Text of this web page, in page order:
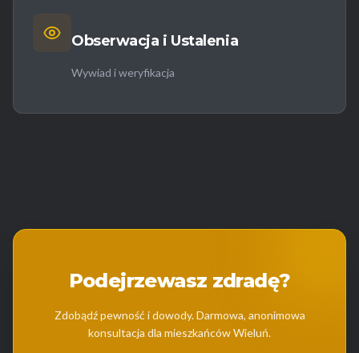
Obserwacja i Ustalenia
Wywiad i weryfikacja
Podejrzewasz zdradę?
Zdobądź pewność i dowody. Darmowa, anonimowa
konsultacja dla mieszkańców Wieluń.